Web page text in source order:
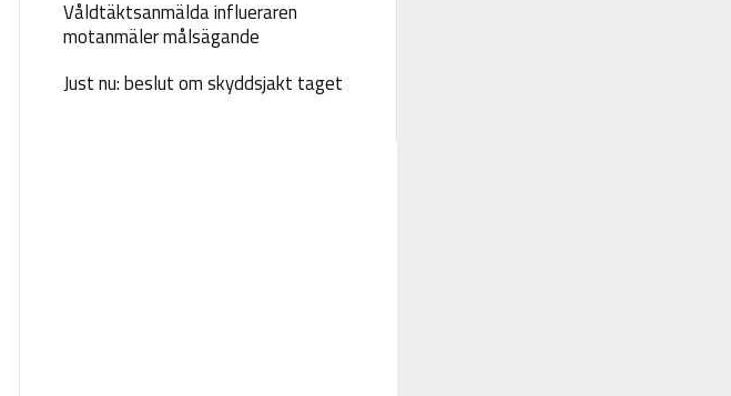
Våldtäktsanmälda influeraren
motanmäler målsägande
Just nu: beslut om skyddsjakt taget